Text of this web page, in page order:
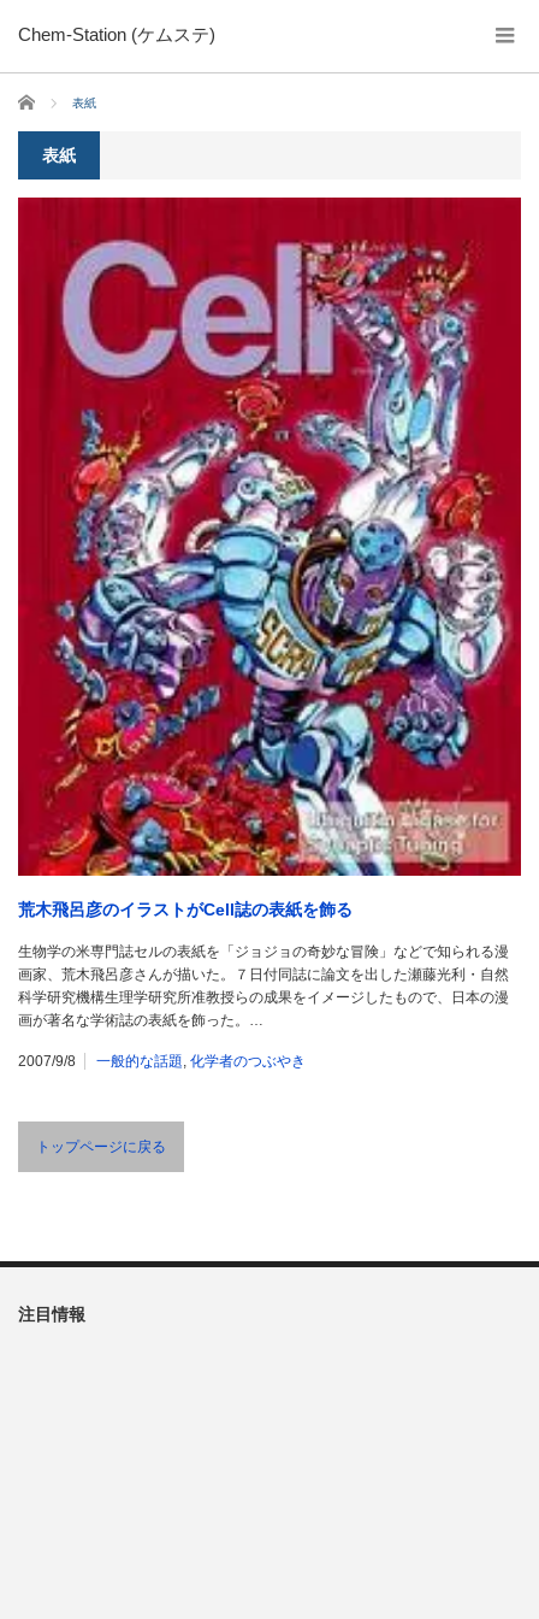
Chem-Station (ケムステ)
ホーム 表紙
表紙
荒木飛呂彦のイラストがCell誌の表紙を飾る
生物学の米専門誌セルの表紙を「ジョジョの奇妙な冒険」などで知られる漫
画家、荒木飛呂彦さんが描いた。７日付同誌に論文を出した瀬藤光利・自然
科学研究機構生理学研究所准教授らの成果をイメージしたもので、日本の漫
画が著名な学術誌の表紙を飾った。…
2007/9/8 一般的な話題, 化学者のつぶやき
トップページに戻る
注目情報